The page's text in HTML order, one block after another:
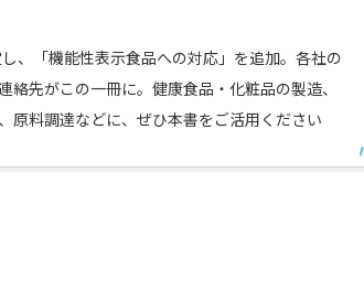
、「機能性表示食品への対応」を追加。各社の
絡先がこの一冊に。健康食品・化粧品の製造、
原料調達などに、ぜひ本書をご活用ください